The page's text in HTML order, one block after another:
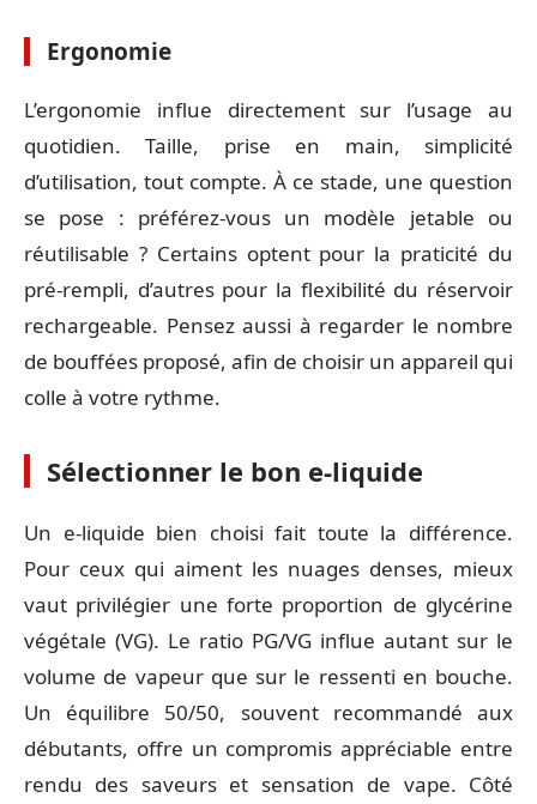
Ergonomie
L’ergonomie influe directement sur l’usage au
quotidien. Taille, prise en main, simplicité
d’utilisation, tout compte. À ce stade, une question
se pose : préférez-vous un modèle jetable ou
réutilisable ? Certains optent pour la praticité du
pré-rempli, d’autres pour la flexibilité du réservoir
rechargeable. Pensez aussi à regarder le nombre
de bouffées proposé, afin de choisir un appareil qui
colle à votre rythme.
Sélectionner le bon e-liquide
Un e-liquide bien choisi fait toute la différence.
Pour ceux qui aiment les nuages denses, mieux
vaut privilégier une forte proportion de glycérine
végétale (VG). Le ratio PG/VG influe autant sur le
volume de vapeur que sur le ressenti en bouche.
Un équilibre 50/50, souvent recommandé aux
débutants, offre un compromis appréciable entre
rendu des saveurs et sensation de vape. Côté